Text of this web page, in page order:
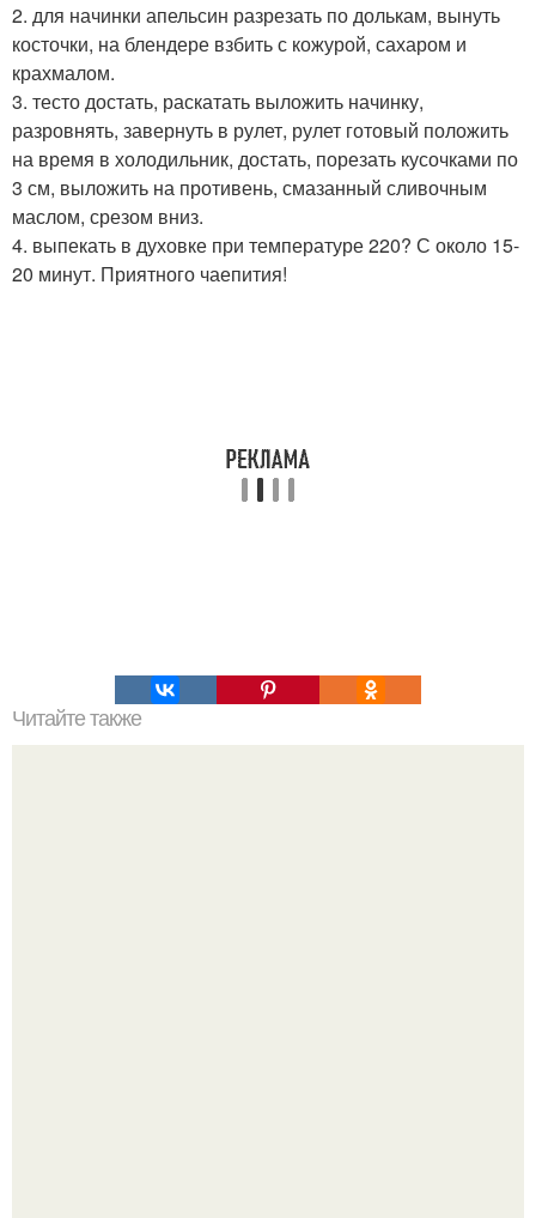
2. для начинки апельсин разрезать по долькам, вынуть
косточки, на блендере взбить с кожурой, сахаром и
крахмалом.
3. тесто достать, раскатать выложить начинку,
разровнять, завернуть в рулет, рулет готовый положить
на время в холодильник, достать, порезать кусочками по
3 см, выложить на противень, смазанный сливочным
маслом, срезом вниз.
4. выпекать в духовке при температуре 220? С около 15-
20 минут. Приятного чаепития!
Читайте также